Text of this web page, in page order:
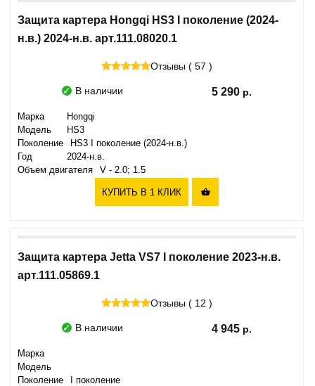
Защита картера Hongqi HS3 I поколение (2024-
н.в.) 2024-н.в. арт.111.08020.1
Отзывы ( 57 )
В наличии 5 290
Марка
Hongqi
Модель
HS3
Поколение
HS3 I поколение (2024-н.в.)
Год
2024-н.в.
Объем двигателя
V - 2.0; 1.5
КУПИТЬ В 1 КЛИК 
Защита картера Jetta VS7 I поколение 2023-н.в.
арт.111.05869.1
Отзывы ( 12 )
В наличии 4 945
Марка
Модель
Поколение
I поколение